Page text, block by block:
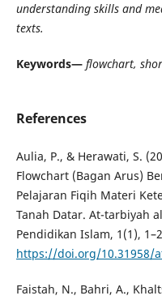
understanding skills and
texts.
Keywords— flowchart,
References
Aulia, P., & Herawati, S.
Flowchart (Bagan Arus)
Pelajaran Fiqih Materi
Tanah Datar. At-tarbiyah
Pendidikan Islam, 1(1),
https://doi.org/10.31958/
Faistah, N., Bahri, A.,